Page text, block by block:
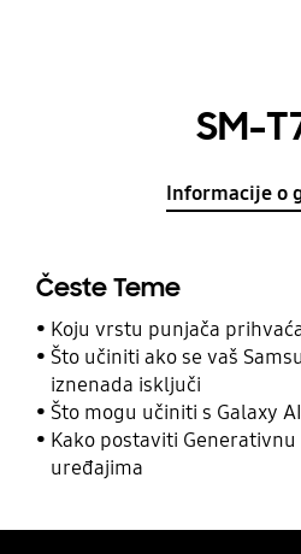
SM-
Informacije o
Česte Teme
Koju vrstu punjača
Što učiniti ako se vaš
iznenada isključi
Što mogu učiniti s Galaxy
Kako postaviti
uređajima